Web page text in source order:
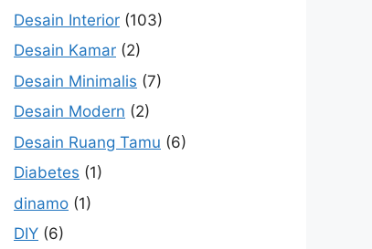
Desain Interior (103)
Desain Kamar (2)
Desain Minimalis (7)
Desain Modern (2)
Desain Ruang Tamu (6)
Diabetes (1)
dinamo (1)
DIY (6)